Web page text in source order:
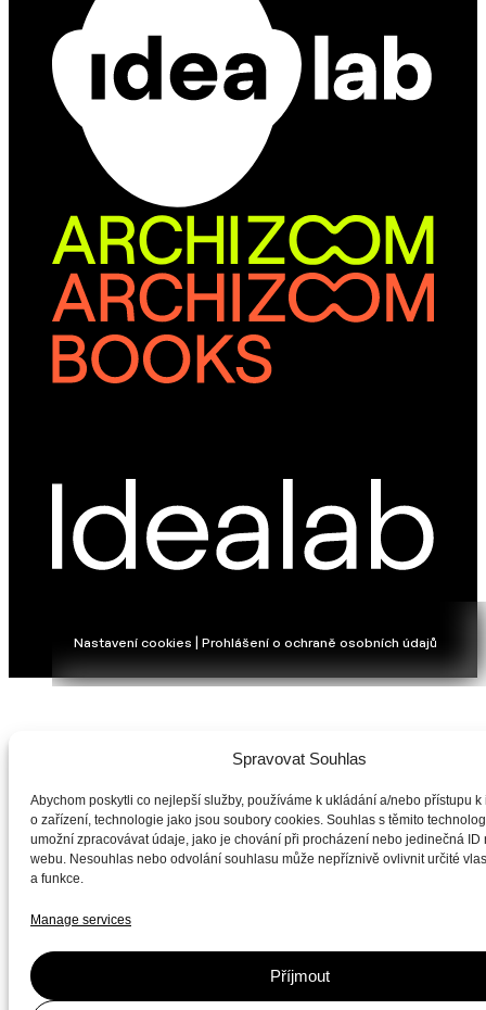
Spravovat Souhlas
Abychom poskytli co nejlepší služby, používáme k ukládání a/nebo přístupu k
o zařízení, technologie jako jsou soubory cookies. Souhlas s těmito
umožní zpracovávat údaje, jako je chování při procházení nebo jedinečná ID
webu. Nesouhlas nebo odvolání souhlasu může nepříznivě ovlivnit určité
a funkce.
Manage services
Příjmout
Nastavení cookies | Prohlášení o ochraně osobních údajů